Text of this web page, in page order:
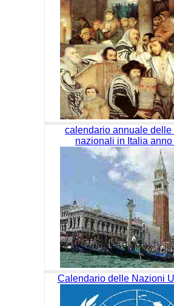
calendario annuale delle
nazionali in Italia
Calendario delle Nazioni